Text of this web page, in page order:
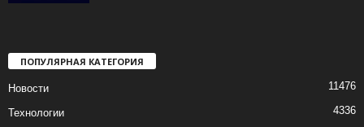
ПОПУЛЯРНАЯ КАТЕГОРИЯ
Новости 11476
Технологии 4336